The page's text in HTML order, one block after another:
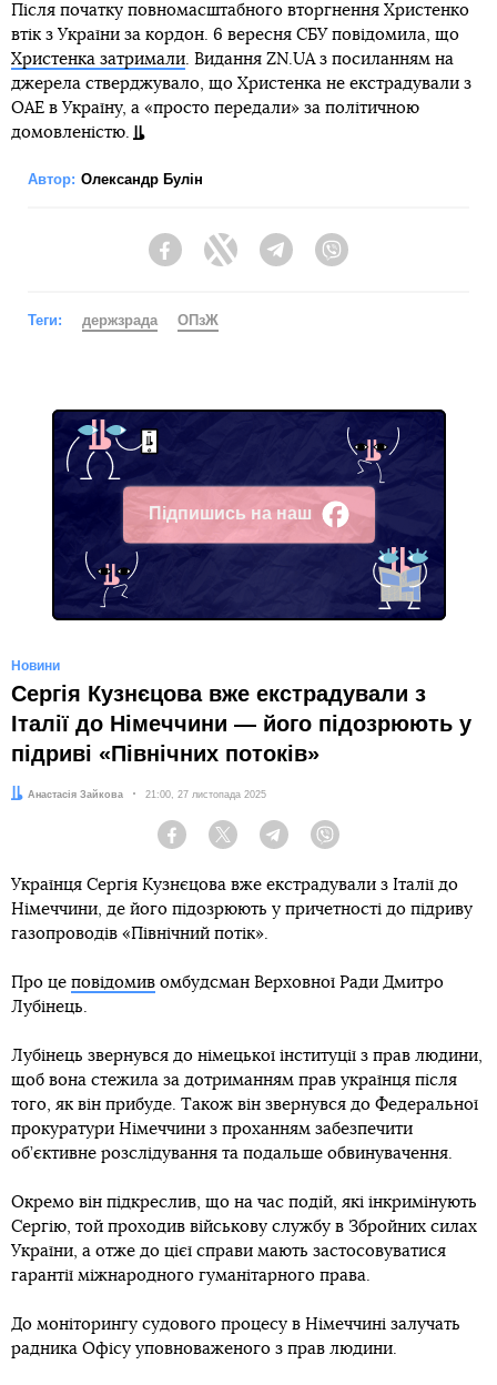
Після початку повномасштабного вторгнення Христенко
втік з України за кордон. 6 вересня СБУ повідомила, що
Христенка затримали . Видання ZN.UA з посиланням на
джерела стверджувало, що Христенка не екстрадували з
ОАЕ в Україну, а «просто передали» за політичною
домовленістю.
Автор: Олександр Булін
FacebookTwitter Telegram
Теги: держзрада ОПзЖ
Підпишись на наш
Facebook
Новини
Сергія Кузнєцова вже екстрадували з
Італії до Німеччини — його підозрюють у
підриві «Північних потоків»
Автор:
Анастасія Зайкова Дата:
21:00, 27 листопада 2025
Facebook Twitter Telegram
Українця Сергія Кузнєцова вже екстрадували з Італії до
Німеччини, де його підозрюють у причетності до підриву
газопроводів «Північний потік».
Про це повідомив омбудсман Верховної Ради Дмитро
Лубінець.
Лубінець звернувся до німецької інституції з прав людини,
щоб вона стежила за дотриманням прав українця після
того, як він прибуде. Також він звернувся до Федеральної
прокуратури Німеччини з проханням забезпечити
об’єктивне розслідування та подальше обвинувачення.
Окремо він підкреслив, що на час подій, які інкримінують
Сергію, той проходив військову службу в Збройних силах
України, а отже до цієї справи мають застосовуватися
гарантії міжнародного гуманітарного права.
До моніторингу судового процесу в Німеччині залучать
радника Офісу уповноваженого з прав людини.